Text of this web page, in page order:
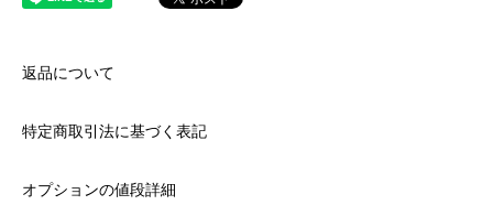
返品について
特定商取引法に基づく表記
オプションの値段詳細